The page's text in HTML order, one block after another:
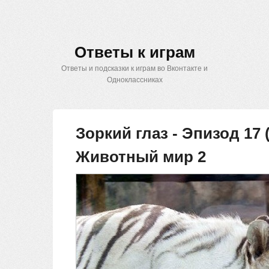
Ответы к играм
Ответы и подсказки к играм во Вконтакте и
Одноклассниках
Зоркий глаз - Эпизод 17
Животный мир 2